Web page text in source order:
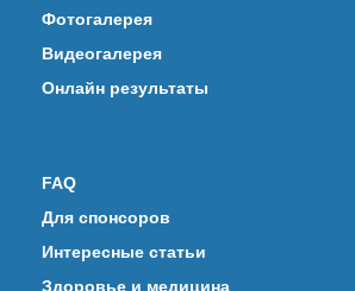
Фотогалерея
Видеогалерея
Онлайн результаты
FAQ
Для спонсоров
Интересные статьи
Здоровье и медицина